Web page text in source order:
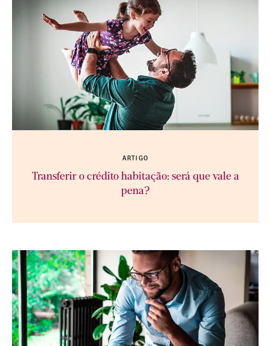
ARTIGO
Transferir o crédito habitação: será que vale a
pena?